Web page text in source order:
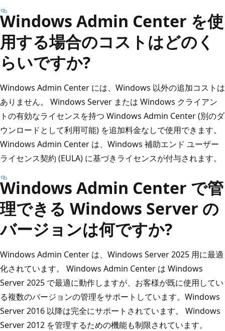
Windows Admin Center を使
用する場合のコストはどのく
らいですか?
Windows Admin Center には、Windows 以外の追加コストは
ありません。 Windows Server または Windows クライアン
トの有効なライセンスを持つ Windows Admin Center (別のダ
ウンロードとして利用可能) を追加料金なしで使用できます。
Windows Admin Center は、Windows 補助エンド ユーザー
ライセンス契約 (EULA) に基づきライセンスが付与されます。
Windows Admin Center で管
理できる Windows Server の
バージョンは何ですか?
Windows Admin Center は、Windows Server 2025 用に最適
化されています。 Windows Admin Center は Windows
Server 2025 で最適に動作しますが、お客様が既に使用してい
る複数のバージョンの管理をサポートしています。Windows
Server 2016 以降は完全にサポートされています。 Windows
Server 2012 を管理するための機能も制限されています。